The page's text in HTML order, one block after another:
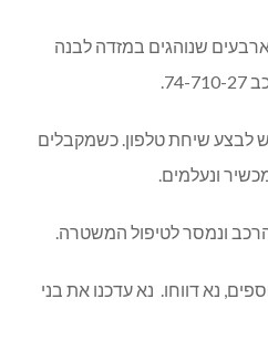
שנוהגים במזדה לבנה
לבצע שיחת טלפון. כשמקבלים
ונעלמים.
ונמסר לטיפול המשטרה.
נא דווחו. נא עדכנו את בני